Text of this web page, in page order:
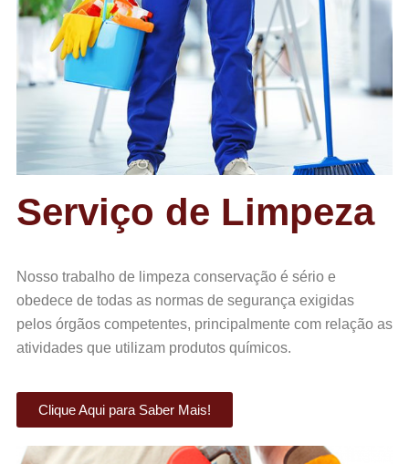
Serviço de Limpeza
Nosso trabalho de limpeza conservação é sério e
obedece de todas as normas de segurança exigidas
pelos órgãos competentes, principalmente com relação as
atividades que utilizam produtos químicos.
Clique Aqui para Saber Mais!